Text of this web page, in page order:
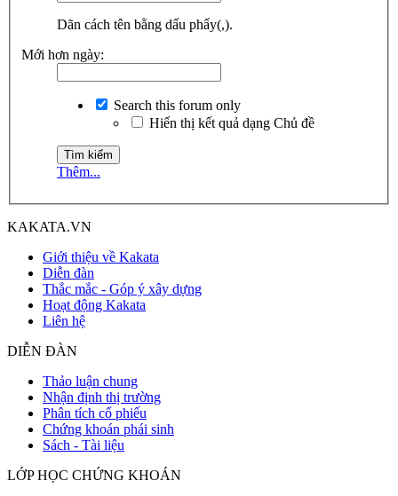
Dãn cách tên bằng dấu phẩy(,).
Mới hơn ngày:
Search this forum only
Hiển thị kết quả dạng Chủ đề
Thêm...
KAKATA.VN
Giới thiệu về Kakata
Diễn đàn
Thắc mắc - Góp ý xây dựng
Hoạt động Kakata
Liên hệ
DIỄN ĐÀN
Thảo luận chung
Nhận định thị trường
Phân tích cổ phiếu
Chứng khoán phái sinh
Sách - Tài liệu
LỚP HỌC CHỨNG KHOÁN